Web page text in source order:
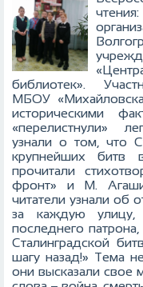
библиотек».
МБОУ
историческими
«перелистнули»
узнали о том, что
крупнейших битв
прочитали
фронт» и М.
читатели узнали об
за каждую
последнего
Сталинградской
шагу назад!» Тема
они высказали свое